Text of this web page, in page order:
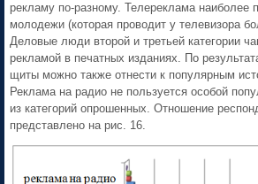
рекламу по-разному. Телереклама наиболее
молодежи (которая проводит у телевизора
Деловые люди второй и третьей категории
рекламой в печатных изданиях. По
щиты можно также отнести к популярным
Реклама на радио не пользуется особой
из категорий опрошенных. Отношение
представлено на рис. 16.